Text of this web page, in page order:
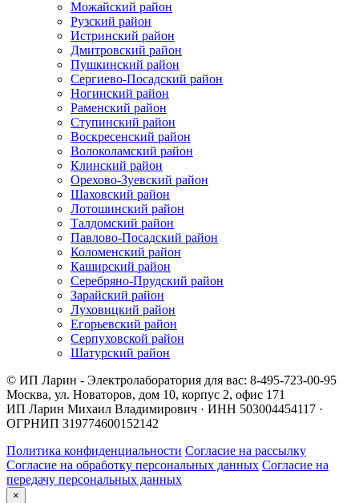
Можайский район
Рузский район
Истринский район
Дмитровский район
Пушкинский район
Сергиево-Посадский район
Ногинский район
Раменский район
Ступинский район
Воскресенский район
Волоколамский район
Клинский район
Орехово-Зуевский район
Шаховский район
Лотошинский район
Талдомский район
Павлово-Посадский район
Коломенский район
Каширский район
Серебряно-Прудский район
Зарайский район
Луховицкий район
Егорьевский район
Серпуховской район
Шатурский район
© ИП Ларин - Электролаборатория для вас: 8-495-723-00-95
Москва, ул. Новаторов, дом 10, корпус 2, офис 171
ИП Ларин Михаил Владимирович · ИНН 503004454117 ·
ОГРНИП 319774600152142
Политика конфиденциальности Согласие на рассылку
Согласие на обработку персональных данных Согласие на
передачу персональных данных
×